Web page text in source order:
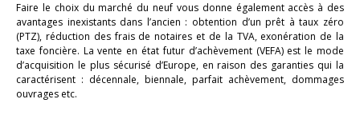
Faire le choix du marché du neuf vous donne également accès à des
avantages inexistants dans l’ancien : obtention d’un prêt à taux zéro
(PTZ), réduction des frais de notaires et de la TVA, exonération de la
taxe foncière. La vente en état futur d’achèvement (VEFA) est le mode
d’acquisition le plus sécurisé d’Europe, en raison des garanties qui la
caractérisent : décennale, biennale, parfait achèvement, dommages
ouvrages etc.